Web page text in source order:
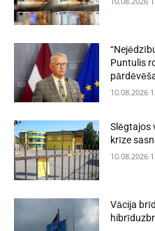
Puntulis
10.08.2026
Slēgtajos
krīze
10.08.2026
Vācija